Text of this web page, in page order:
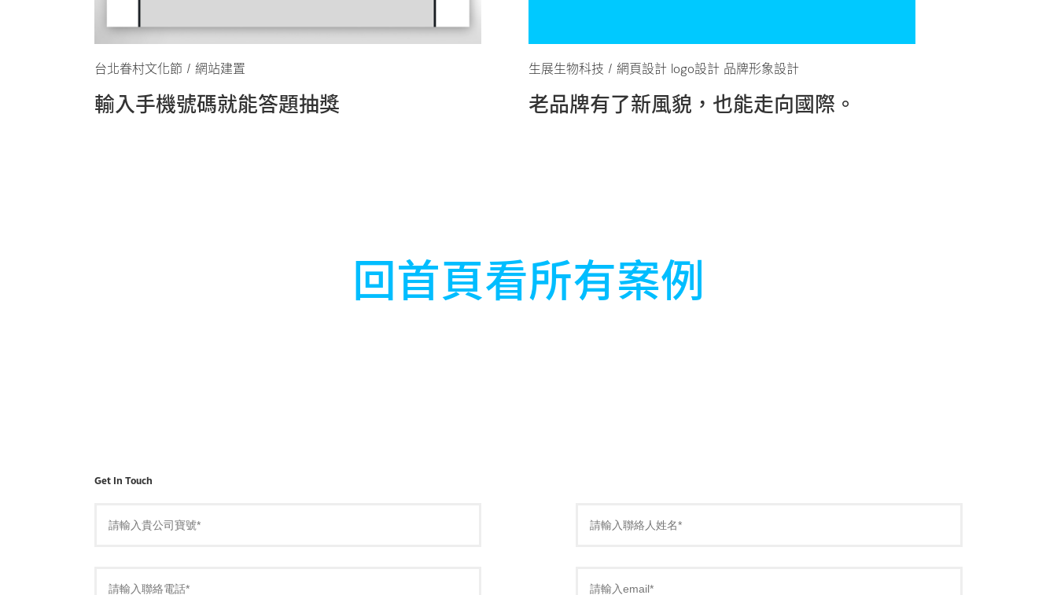
台北眷村文化節 / 網站建置
輸入手機號碼就能答題抽獎
生展生物科技 / 網頁設計 logo設計 品牌形象設計
老品牌有了新風貌，也能走向國際。
回首頁看所有案例
Get In Touch